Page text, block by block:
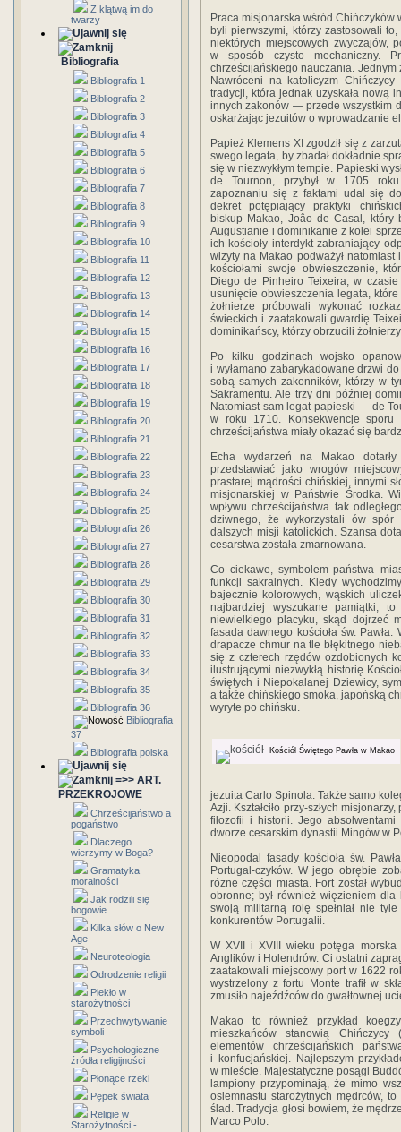
Z klątwą im do
twarzy
Bibliografia
Bibliografia 1
Bibliografia 2
Bibliografia 3
Bibliografia 4
Bibliografia 5
Bibliografia 6
Bibliografia 7
Bibliografia 8
Bibliografia 9
Bibliografia 10
Bibliografia 11
Bibliografia 12
Bibliografia 13
Bibliografia 14
Bibliografia 15
Bibliografia 16
Bibliografia 17
Bibliografia 18
Bibliografia 19
Bibliografia 20
Bibliografia 21
Bibliografia 22
Bibliografia 23
Bibliografia 24
Bibliografia 25
Bibliografia 26
Bibliografia 27
Bibliografia 28
Bibliografia 29
Bibliografia 30
Bibliografia 31
Bibliografia 32
Bibliografia 33
Bibliografia 34
Bibliografia 35
Bibliografia 36
Bibliografia
37
Bibliografia polska
=>> ART.
PRZEKROJOWE
Chrześcijaństwo a
pogaństwo
Dlaczego
wierzymy w Boga?
Gramatyka
moralności
Jak rodzili się
bogowie
Kilka słów o New
Age
Neuroteologia
Odrodzenie religii
Piekło w
starożytności
Przechwytywanie
symboli
Psychologiczne
źródła religijności
Płonące rzeki
Pępek świata
Religie w
Starożytności -
Praca misjonarska wśród Chińczyków
byli pierwszymi, którzy zastosowali
niektórych miejscowych zwyczajów,
w sposób czysto mechaniczny.
chrześcijańskiego nauczania.
Nawróceni na katolicyzm
tradycji, która jednak uzyskała nową
innych zakonów — przede wszystkim
oskarżając jezuitów o wprowadzanie
Papież Klemens XI zgodził się z
swego legata, by zbadał dokładnie
się w niezwykłym tempie. Papieski
de Tournon, przybył w 1705
zapoznaniu się z faktami udał się
dekret potępiający praktyki
biskup Makao, Joâo de Casal, który
Augustianie i dominikanie z kolei
ich kościoły interdykt zabraniający
wizyty na Makao podważył
kościołami swoje obwieszczenie,
Diego de Pinheiro Teixeira, w
usunięcie obwieszczenia legata,
żołnierze próbowali wykonać
świeckich i zaatakowali gwardię
dominikańscy, którzy obrzucili
Po kilku godzinach wojsko
i wyłamano zabarykadowane drzwi
sobą samych zakonników, którzy w
Sakramentu. Ale trzy dni później
Natomiast sam legat papieski — de
w roku 1710. Konsekwencje sporu
chrześcijaństwa miały okazać się
Echa wydarzeń na Makao
przedstawiać jako wrogów
prastarej mądrości chińskiej, innymi
misjonarskiej w Państwie Środka.
wpływu chrześcijaństwa tak
dziwnego, że wykorzystali ów spór
dalszych misji katolickich. Szansa
cesarstwa została zmarnowana.
Co ciekawe, symbolem
funkcji sakralnych. Kiedy
bajecznie kolorowych, wąskich
najbardziej wyszukane pamiątki,
niewielkiego placyku, skąd dojrzeć
fasada dawnego kościoła św.
drapacze chmur na tle błękitnego
się z czterech rzędów ozdobionych
ilustrującymi niezwykłą historię
świętych i Niepokalanej Dziewicy,
a także chińskiego smoka, japońską
wyryte po chińsku.
Kościół Świętego Pawła w Makao
jezuita Carlo Spinola. Także samo
Azji. Kształciło przy-szłych
filozofii i historii. Jego
dworze cesarskim dynastii Mingów w
Nieopodal fasady kościoła św.
Portugal-czyków. W jego obrębie
różne części miasta. Fort został
obronne; był również więzieniem
swoją militarną rolę spełniał nie
konkurentów Portugalii.
W XVII i XVIII wieku potęga morska
Anglików i Holendrów. Ci ostatni
zaatakowali miejscowy port w 1622
wystrzelony z fortu Monte trafił w
zmusiło najeźdźców do gwałtownej
Makao to również przykład
mieszkańców stanowią
elementów chrześcijańskich
i konfucjańskiej. Najlepszym
w mieście. Majestatyczne posągi
lampiony przypominają, że mimo
osiemnastu starożytnych mędrców,
ślad. Tradycja głosi bowiem, że
Marco Polo.